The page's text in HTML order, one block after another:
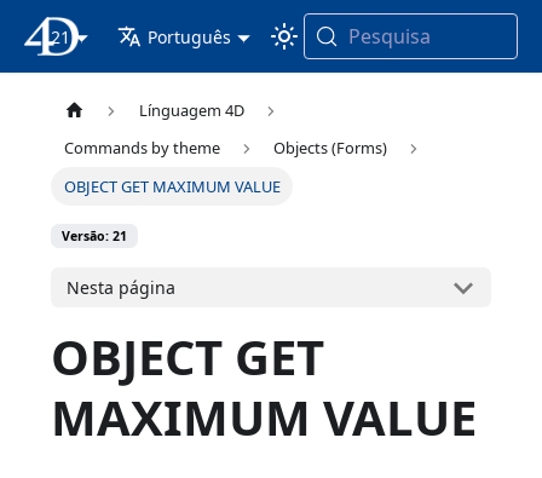
Documentação 4D
21 Português Pesquisa
Línguagem 4D
Commands by theme
Objects (Forms)
OBJECT GET MAXIMUM VALUE
Versão: 21
Nesta página
OBJECT GET
MAXIMUM VALUE